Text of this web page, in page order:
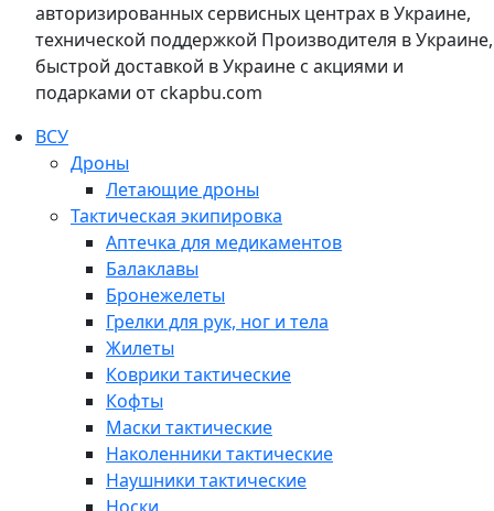
авторизированных сервисных центрах в Украине,
технической поддержкой Производителя в Украине,
быстрой доставкой в Украине с акциями и
подарками от ckapbu.com
ВСУ
Дроны
Летающие дроны
Тактическая экипировка
Аптечка для медикаментов
Балаклавы
Бронежелеты
Грелки для рук, ног и тела
Жилеты
Коврики тактические
Кофты
Маски тактические
Наколенники тактические
Наушники тактические